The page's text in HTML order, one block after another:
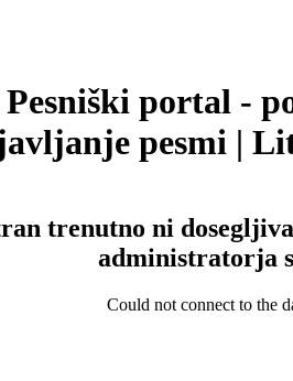
Pesniški portal -
pesmi |
trenutno ni
administratorja
Could not connect to the